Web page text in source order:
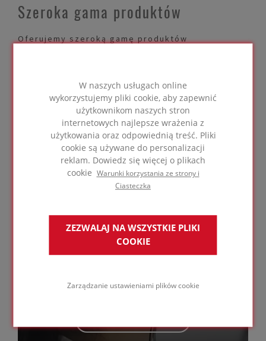
W naszych usługach online
wykorzystujemy pliki cookie, aby zapewnić
użytkownikom naszych stron
internetowych najlepsze wrażenia z
użytkowania oraz odpowiednią treść. Pliki
cookie są używane do personalizacji
reklam. Dowiedz się więcej o plikach
cookie Warunki korzystania ze strony i
Ciasteczka
ZEZWALAJ NA WSZYSTKIE PLIKI
COOKIE
Zarządzanie ustawieniami plików cookie
Szeroka gama produktów
Oferujemy szeroką gamę produktów
potrzeb pod względem odporności termicznej,
wytrzymałości na ściskanie, mocowania itp.,
zapewniamy szeroki wybór gotowych rozwiązań.
Odwiedź nasze strony produktowe, aby uzyskać
więcej informacji.
DOWIEDZ SIĘ WIĘCEJ
Porady eksperta?